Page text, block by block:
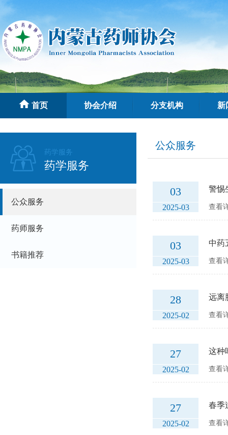
首页 协会介绍 分支机构 新
药学服务
药学服务
公众服务
药师服务
书籍推荐
公众服务
03
2025-03
警惕
查看
03
2025-03
中药
查看
28
2025-02
远离
查看
27
2025-02
这种
查看
27
2025-02
春季
查看